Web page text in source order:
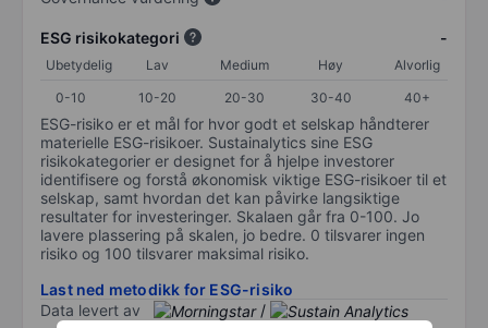
ESG risikokategori -
Ubetydelig Lav Medium Høy
Alvorlig
0-10
10-20 20-30 30-40 40+
ESG-risiko er et mål for hvor godt et selskap håndterer
materielle ESG-risikoer. Sustainalytics sine ESG
risikokategorier er designet for å hjelpe investorer
identifisere og forstå økonomisk viktige ESG-risikoer til et
selskap, samt hvordan det kan påvirke langsiktige
resultater for investeringer. Skalaen går fra 0-100. Jo
lavere plassering på skalen, jo bedre. 0 tilsvarer ingen
risiko og 100 tilsvarer maksimal risiko.
Last ned metodikk for ESG-risiko
Data levert av
/